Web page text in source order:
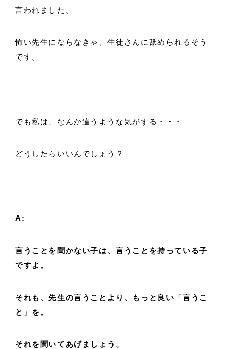
言われました。
怖い先生にならなきゃ、生徒さんに舐められるそう
です。
でも私は、なんか違うような気がする・・・
どうしたらいいんでしょう？
A:
言うことを聞かない子は、言うことを持っている子
ですよ。
それも、先生の言うことより、もっと良い「言うこ
と」を。
それを聞いてあげましょう。